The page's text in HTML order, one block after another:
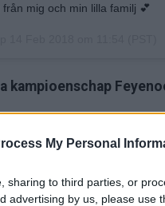
My Personal
sharing to third parties, or
advertising by us, please use
mig och min lilla familj 💕
kampioenschap
geleden gebeurde